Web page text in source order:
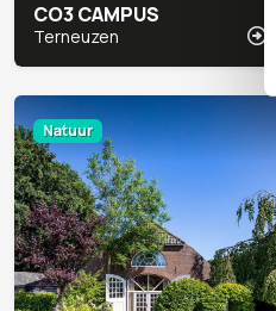
CO3 CAMPUS
Terneuzen
Natuur